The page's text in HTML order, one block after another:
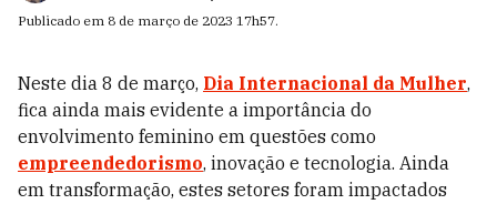
Publicado em 8 de março de 2023 17h57.
Neste dia 8 de março, Dia Internacional da Mulher,
fica ainda mais evidente a importância do
envolvimento feminino em questões como
empreendedorismo, inovação e tecnologia. Ainda
em transformação, estes setores foram impactados